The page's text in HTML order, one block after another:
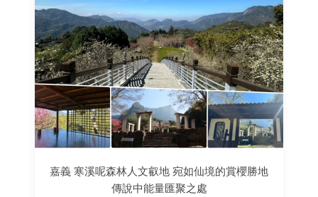
嘉義 寒溪呢森林人文叡地 宛如仙境的賞櫻勝地
傳說中能量匯聚之處